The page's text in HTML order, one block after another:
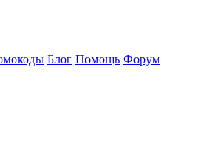
Блог Помощь Форум